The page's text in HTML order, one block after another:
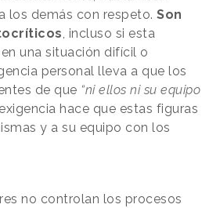
los demás con respeto. Son
, incluso si esta
una situación difícil o
personal lleva a que los
de que “ni ellos ni su equipo
hace que estas figuras
y a su equipo con los
no controlan los procesos